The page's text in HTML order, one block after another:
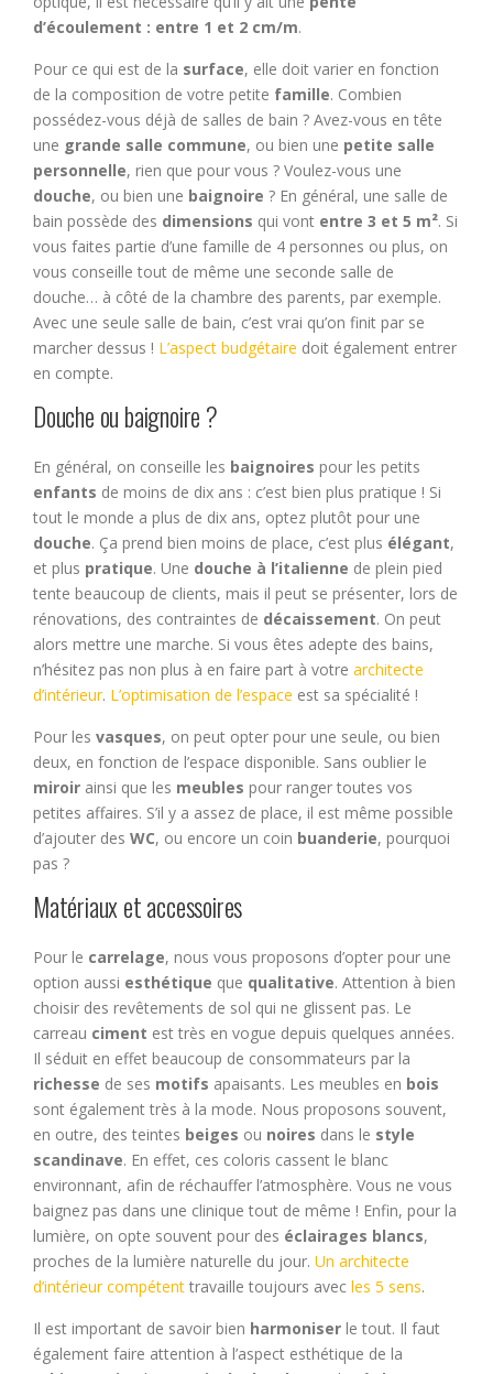
d’écoulement : entre 1 et 2 cm/m.
Pour ce qui est de la surface, elle doit varier en fonction
de la composition de votre petite famille. Combien
possédez-vous déjà de salles de bain ? Avez-vous en tête
une grande salle commune, ou bien une petite salle
personnelle, rien que pour vous ? Voulez-vous une
douche, ou bien une baignoire ? En général, une salle de
bain possède des dimensions qui vont entre 3 et 5 m². Si
vous faites partie d’une famille de 4 personnes ou plus, on
vous conseille tout de même une seconde salle de
douche… à côté de la chambre des parents, par exemple.
Avec une seule salle de bain, c’est vrai qu’on finit par se
marcher dessus ! L’aspect budgétaire doit également entrer
en compte.
Douche ou baignoire ?
En général, on conseille les baignoires pour les petits
enfants de moins de dix ans : c’est bien plus pratique ! Si
tout le monde a plus de dix ans, optez plutôt pour une
douche. Ça prend bien moins de place, c’est plus élégant,
et plus pratique. Une douche à l’italienne de plein pied
tente beaucoup de clients, mais il peut se présenter, lors de
rénovations, des contraintes de décaissement. On peut
alors mettre une marche. Si vous êtes adepte des bains,
n’hésitez pas non plus à en faire part à votre architecte
d’intérieur. L’optimisation de l’espace est sa spécialité !
Pour les vasques, on peut opter pour une seule, ou bien
deux, en fonction de l’espace disponible. Sans oublier le
miroir ainsi que les meubles pour ranger toutes vos
petites affaires. S’il y a assez de place, il est même possible
d’ajouter des WC, ou encore un coin buanderie, pourquoi
pas ?
Matériaux et accessoires
Pour le carrelage, nous vous proposons d’opter pour une
option aussi esthétique que qualitative. Attention à bien
choisir des revêtements de sol qui ne glissent pas. Le
carreau ciment est très en vogue depuis quelques années.
Il séduit en effet beaucoup de consommateurs par la
richesse de ses motifs apaisants. Les meubles en bois
sont également très à la mode. Nous proposons souvent,
en outre, des teintes beiges ou noires dans le style
scandinave. En effet, ces coloris cassent le blanc
environnant, afin de réchauffer l’atmosphère. Vous ne vous
baignez pas dans une clinique tout de même ! Enfin, pour la
lumière, on opte souvent pour des éclairages blancs,
proches de la lumière naturelle du jour. Un architecte
d’intérieur compétent travaille toujours avec les 5 sens.
Il est important de savoir bien harmoniser le tout. Il faut
également faire attention à l’aspect esthétique de la